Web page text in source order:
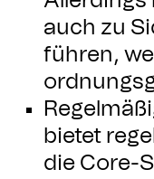
auch zu
führen,
bietet
die Core-